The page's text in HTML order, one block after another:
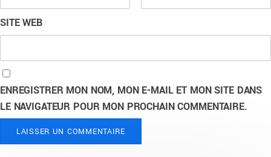
SITE WEB
ENREGISTRER MON NOM, MON E-MAIL ET MON SITE DANS
LE NAVIGATEUR POUR MON PROCHAIN COMMENTAIRE.